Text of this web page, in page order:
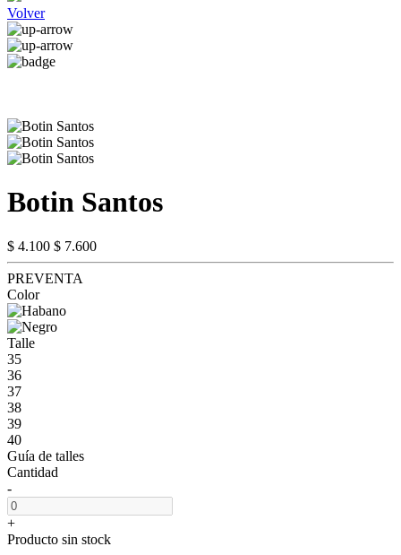
Volver
Botin Santos
$ 4.100 $ 7.600
PREVENTA
Color
Talle
35
36
37
38
39
40
Guía de talles
Cantidad
-
+
Producto sin stock